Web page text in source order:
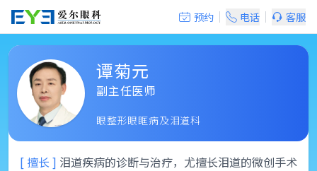
预约 电话 客服
谭菊元
副主任医师
眼整形眼眶病及泪道科
[ 擅长 ] 泪道疾病的诊断与治疗，尤擅长泪道的微创手术